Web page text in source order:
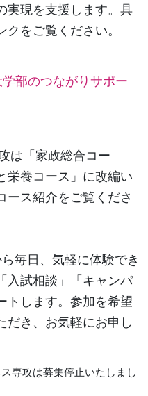
実現を支援します。具
をご覧ください。
部のつながりサポー
は「家政総合コー
栄養コース」に改編い
ース紹介をご覧くださ
毎日、気軽に体験でき
入試相談」「キャンパ
トします。参加を希望
だき、お気軽にお申し
専攻は募集停止いたしまし